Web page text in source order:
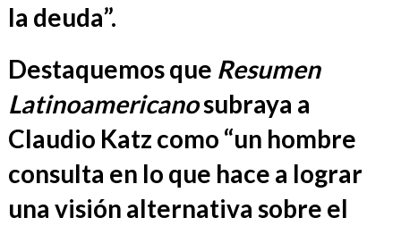
la deuda”.
Destaquemos que Resumen
Latinoamericanosubraya a
Claudio Katz como “un hombre
consulta en lo que hace a lograr
una visión alternativa sobre el